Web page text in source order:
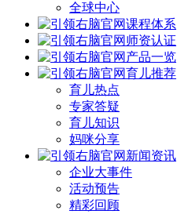
全球中心
课程体系
师资认证
产品一览
育儿推荐
育儿热点
专家答疑
育儿知识
妈咪分享
新闻资讯
企业大事件
活动预告
精彩回顾